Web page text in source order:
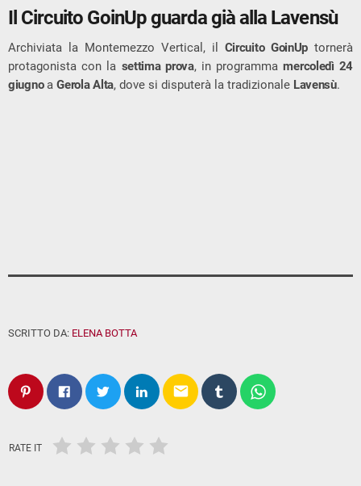
Il Circuito GoinUp guarda già alla Lavensù
Archiviata la Montemezzo Vertical, il Circuito GoinUp tornerà
protagonista con la settima prova, in programmamercoledì 24
giugnoaGerola Alta, dove si disputerà la tradizionale Lavensù.
SCRITTO DA: ELENA BOTTA
email
RATE IT